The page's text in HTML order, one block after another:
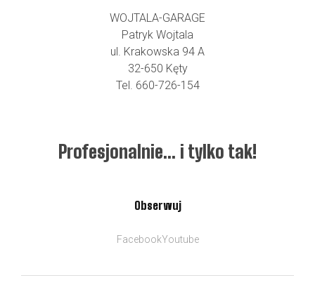
WOJTALA-GARAGE
Patryk Wojtala
ul. Krakowska 94 A
32-650 Kęty
Tel. 660-726-154
Obserwuj
FacebookYoutube
Profesjonalnie… i tylko tak!